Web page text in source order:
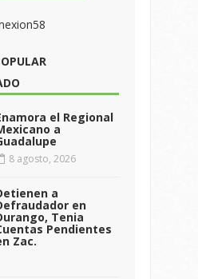
el Regional
a
8 agosto, 2026
a
en
Tenia
Pendientes
Zac.